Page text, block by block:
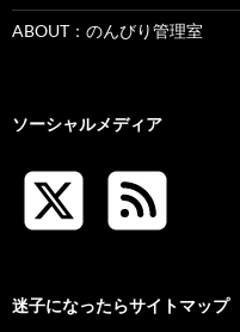
ABOUT：のんびり管理室
ソーシャルメディア
迷子になったらサイトマップ